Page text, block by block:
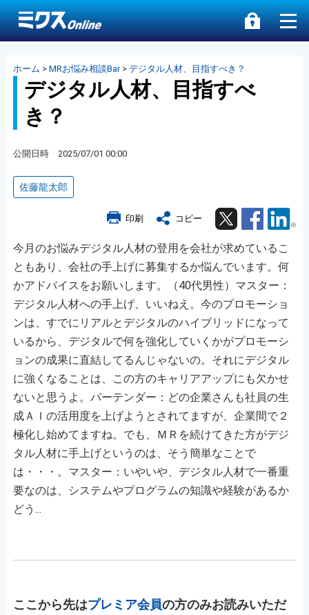
ホーム > MRお悩み相談Bar> デジタル人材、目指すべき？
デジタル人材、目指すべ
き？
公開日時 2025/07/01 00:00
佐藤龍太郎
印刷 コピー Twitter Facebook
今月のお悩みデジタル人材の登用を会社が求めているこ
ともあり、会社の手上げに募集するか悩んでいます。何
かアドバイスをお願いします。（40代男性）マスター：
デジタル人材への手上げ、いいねえ。今のプロモーショ
ンは、すでにリアルとデジタルのハイブリッドになって
いるから、デジタルで何を強化していくかがプロモーシ
ョンの成果に直結してるんじゃないの。それにデジタル
に強くなることは、この方のキャリアアップにも欠かせ
ないと思うよ。バーテンダー：どの企業さんも社員の生
成ＡＩの活用度を上げようとされてますが、企業間で２
極化し始めてますね。でも、ＭＲを続けてきた方がデジ
タル人材に手上げというのは、そう簡単なことで
は・・・。マスター：いやいや、デジタル人材で一番重
要なのは、システムやプログラムの知識や経験があるか
どう...
ここから先はプレミア会員の方のみお読みいただ